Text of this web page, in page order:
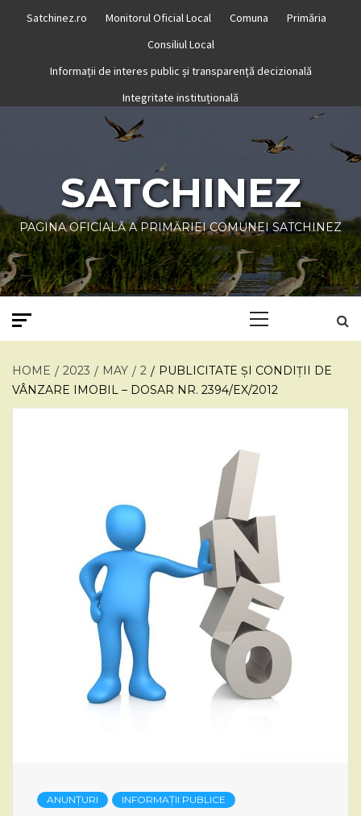
Satchinez.ro Monitorul Oficial Local Comuna
Primăria
Consiliul Local
Informații de interes public și transparență decizională
Integritate instituțională
SATCHINEZ
PAGINA OFICIALĂ A PRIMĂRIEI COMUNEI SATCHINEZ
HOME 2023 MAY 2
PUBLICITATE ȘI CONDIȚII DE
VÂNZARE IMOBIL – DOSAR NR. 2394/EX/2012
ANUNȚURI INFORMAȚII PUBLICE